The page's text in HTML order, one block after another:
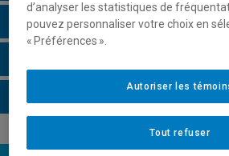
Horaire - Été 2026
d’analyser les statistiques de
pouvez personnaliser votre choix en
« Préférences ».
Tout refuser
Autoriser les